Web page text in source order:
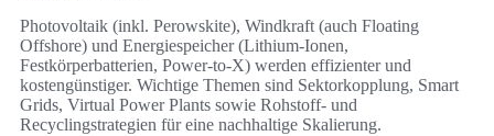
Photovoltaik (inkl. Perowskite), Windkraft (auch Floating
Offshore) und Energiespeicher (Lithium‑Ionen,
Festkörperbatterien, Power‑to‑X) werden effizienter und
kostengünstiger. Wichtige Themen sind Sektorkopplung, Smart
Grids, Virtual Power Plants sowie Rohstoff- und
Recyclingstrategien für eine nachhaltige Skalierung.